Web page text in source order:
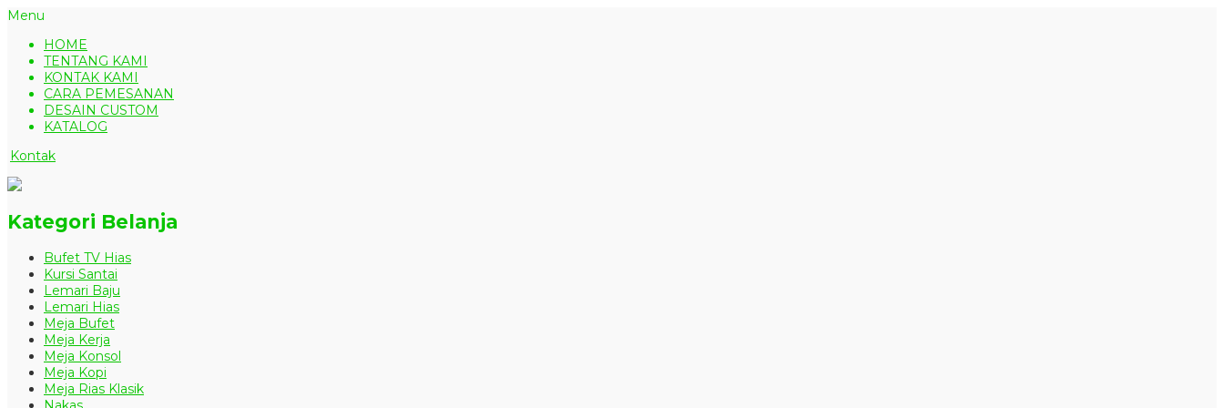
Menu
HOME
TENTANG KAMI
KONTAK KAMI
CARA PEMESANAN
DESAIN CUSTOM
KATALOG
Kontak
Kategori Belanja
Bufet TV Hias
Kursi Santai
Lemari Baju
Lemari Hias
Meja Bufet
Meja Kerja
Meja Konsol
Meja Kopi
Meja Rias Klasik